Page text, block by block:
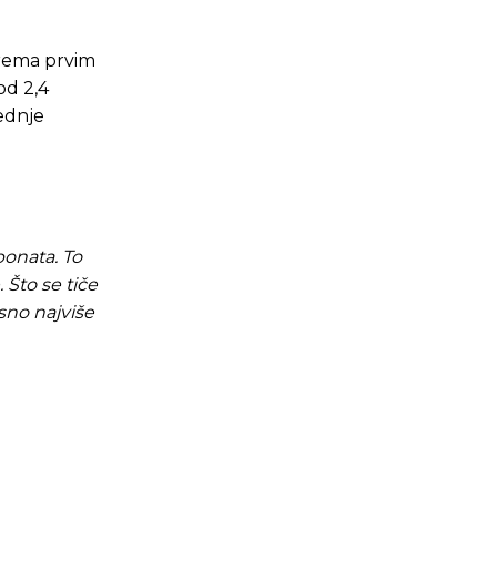
prvim
2,4
To
Što se tiče
najviše